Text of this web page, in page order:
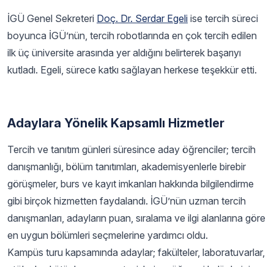
İGÜ Genel Sekreteri Doç. Dr. Serdar Egeli ise tercih süreci
boyunca İGÜ’nün, tercih robotlarında en çok tercih edilen
ilk üç üniversite arasında yer aldığını belirterek başarıyı
kutladı. Egeli, sürece katkı sağlayan herkese teşekkür etti.
Adaylara Yönelik Kapsamlı Hizmetler
Tercih ve tanıtım günleri süresince aday öğrenciler; tercih
danışmanlığı, bölüm tanıtımları, akademisyenlerle birebir
görüşmeler, burs ve kayıt imkanları hakkında bilgilendirme
gibi birçok hizmetten faydalandı. İGÜ’nün uzman tercih
danışmanları, adayların puan, sıralama ve ilgi alanlarına göre
en uygun bölümleri seçmelerine yardımcı oldu.
Kampüs turu kapsamında adaylar; fakülteler, laboratuvarlar,